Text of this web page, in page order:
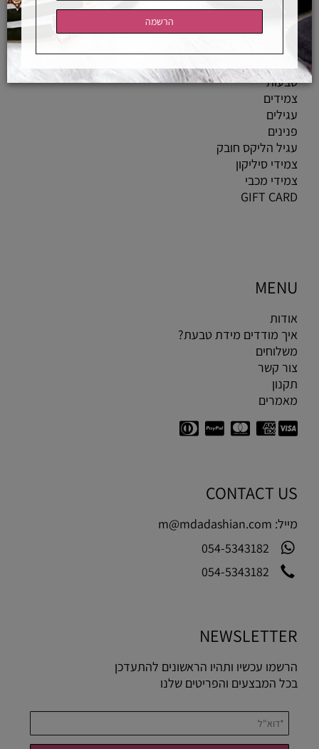
CATEGORIES
שרשראות
טבעות
צמידים
עגילים
פנינים
עגיל הליקס חובק
צמידי סיליקון
צמידי מכבי
GIFT CARD
MENU
אודות
איך מודדים מידת טבעת?
משלוחים
צור קשר
תקנון
מאמרים
CONTACT US
מייל: m@mdadashian.com
054-5343182
054-5343182
NEWSLETTER
הרשמו עכשיו ותהיו הראשונים להתעדכן
בכל המבצעים והפריטים שלנו